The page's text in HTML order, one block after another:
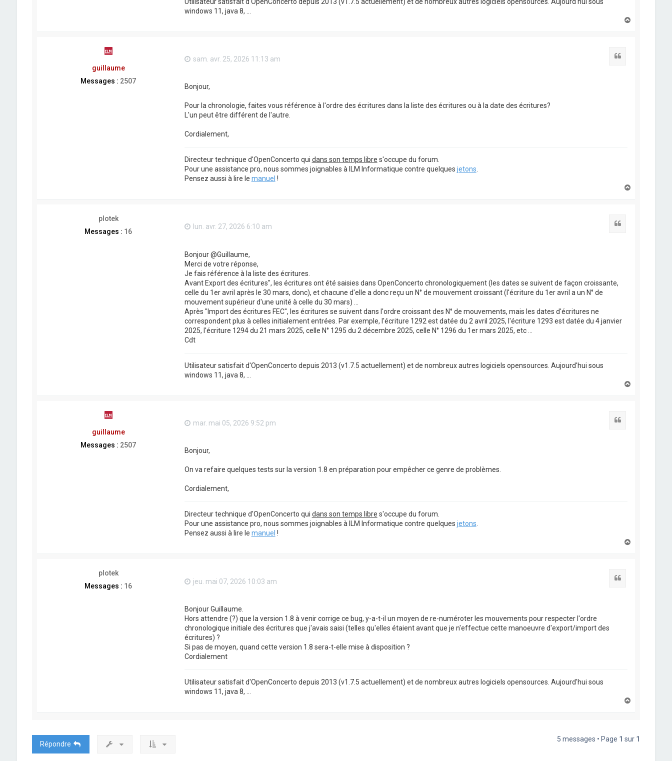
windows 11, java 8, ...
guillaume
Messages : 2507
sam. avr. 25, 2026 11:13 am
Bonjour,
Pour la chronologie, faites vous référence à l'ordre des écritures dans la liste des écritures ou à la date des écritures?
L'un peut être différent de l'autre.
Cordialement,
Directeur technique d'OpenConcerto qui dans son temps libre s'occupe du forum.
Pour une assistance pro, nous sommes joignables à ILM Informatique contre quelques jetons
Pensez aussi à lire le manuel !
plotek
Messages : 16
lun. avr. 27, 2026 6:10 am
Bonjour @Guillaume,
Merci de votre réponse,
Je fais référence à la liste des écritures.
Avant Export des écritures", les écritures ont été saisies dans OpenConcerto chronologiquement (les dates se suivent de façon croissante,
celle du 1er avril après le 30 mars, donc), et chacune d'elle a donc reçu un N° de mouvement croissant (l'écriture du 1er avril a un N° de
mouvement supérieur d'une unité à celle du 30 mars) ...
Après "Import des écritures FEC", les écritures se suivent dans l'ordre croissant des N° de mouvements, mais les dates d'écritures ne
correspondent plus à celles initialement entrées. Par exemple, l'écriture 1292 est datée du 2 avril 2025, l'écriture 1293 est datée du 4 janvier
2025, l'écriture 1294 du 21 mars 2025, celle N° 1295 du 2 décembre 2025, celle N° 1296 du 1er mars 2025, etc ...
Cdt
Utilisateur satisfait d'OpenConcerto depuis 2013 (v1.7.5 actuellement) et de nombreux autres logiciels opensources. Aujourd'hui sous
windows 11, java 8, ...
guillaume
Messages : 2507
mar. mai 05, 2026 9:52 pm
Bonjour,
On va refaire quelques tests sur la version 1.8 en préparation pour empêcher ce genre de problèmes.
Cordialement,
Directeur technique d'OpenConcerto qui dans son temps libre s'occupe du forum.
Pour une assistance pro, nous sommes joignables à ILM Informatique contre quelques jetons.
Pensez aussi à lire le manuel !
plotek
Messages : 16
jeu. mai 07, 2026 10:03 am
Bonjour Guillaume.
Hors attendre (?) que la version 1.8 à venir corrige ce bug, y-a-t-il un moyen de re-numéroter les mouvements pour respecter l'ordre
chronologique initiale des écritures que j'avais saisi (telles qu'elles étaient avant que je n'effectue cette manoeuvre d'export/import des
écritures) ?
Si pas de moyen, quand cette version 1.8 sera-t-elle mise à disposition ?
Cordialement
Utilisateur satisfait d'OpenConcerto depuis 2013 (v1.7.5 actuellement) et de nombreux autres logiciels opensources. Aujourd'hui sous
windows 11, java 8, ...
Répondre
5 messages • Page 1 sur 1